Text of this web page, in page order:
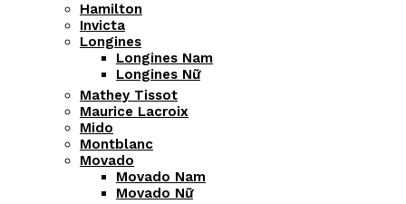
Hamilton
Invicta
Longines
Longines Nam
Longines Nữ
Mathey Tissot
Maurice Lacroix
Mido
Montblanc
Movado
Movado Nam
Movado Nữ